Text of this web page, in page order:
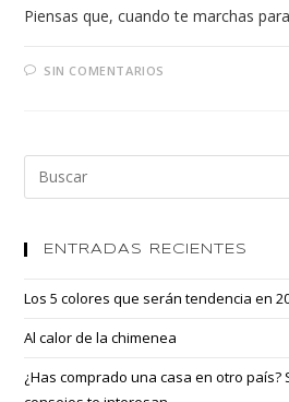
Piensas que, cuando te marchas
SIN COMENTARIOS
ENTRADAS RECIENTES
Los 5 colores que serán tendencia en
Al calor de la chimenea
¿Has comprado una casa en otro país?